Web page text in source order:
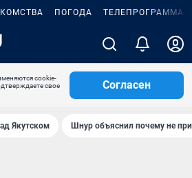
ПОГОДА ТЕЛЕПРОГРАММА
cookie-
свое
Согласен
Якутском Шнур объяснил почему не